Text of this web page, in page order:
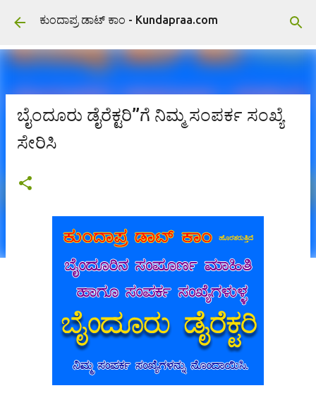
ವಿಷಯಕ್ಕೆ ಹೋಗಿ
ಕುಂದಾಪ್ರ ಡಾಟ್ ಕಾಂ - Kundapraa.com
ಬೈಂದೂರು ಡೈರೆಕ್ಟರಿ”ಗೆ ನಿಮ್ಮ ಸಂಪರ್ಕ ಸಂಖ್ಯೆ
ಸೇರಿಸಿ